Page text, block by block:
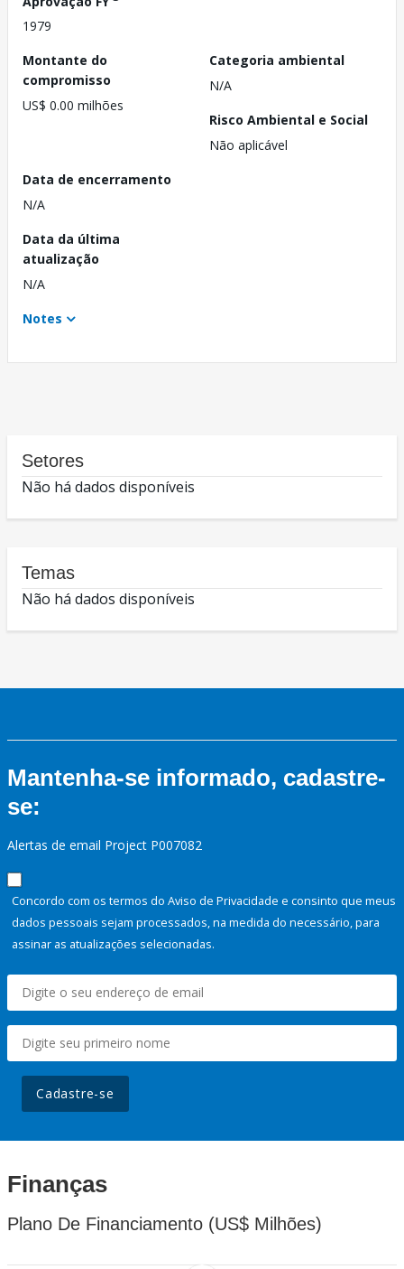
1979
Montante do
compromisso
US$ 0.00 milhões
Categoria ambiental
N/A
Risco Ambiental e Social
Não aplicável
Data de encerramento
N/A
Data da última
atualização
N/A
Notes
Setores
Não há dados disponíveis
Temas
Não há dados disponíveis
Mantenha-se informado, cadastre-
se:
Alertas de email Project P007082
Concordo com os termos do Aviso de Privacidade e consinto que meus
dados pessoais sejam processados, na medida do necessário, para
assinar as atualizações selecionadas.
Cadastre-se
Finanças
Plano De Financiamento (US$ Milhões)